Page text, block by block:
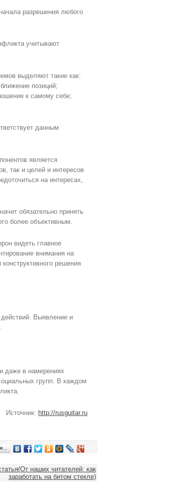
разрешения любого
учитывают
выделяют такие как:
позиций;
к самому себе;
данным
является
так и целей и интересов
на интересах,
обязательно принять
более объективным.
видеть главное
внимания на
решения
действий. Выявление и
даже в намерениях
групп. В каждом
Источник: http://rusguitar.ru
наших читателей: как
заработать на битом стекле)